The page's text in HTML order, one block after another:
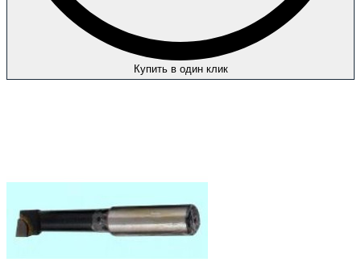
Купить в один клик